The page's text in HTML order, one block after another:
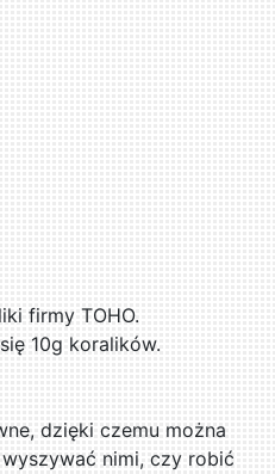
firmy TOHO.
10g koralików.
dzięki czemu można
nimi, czy robić